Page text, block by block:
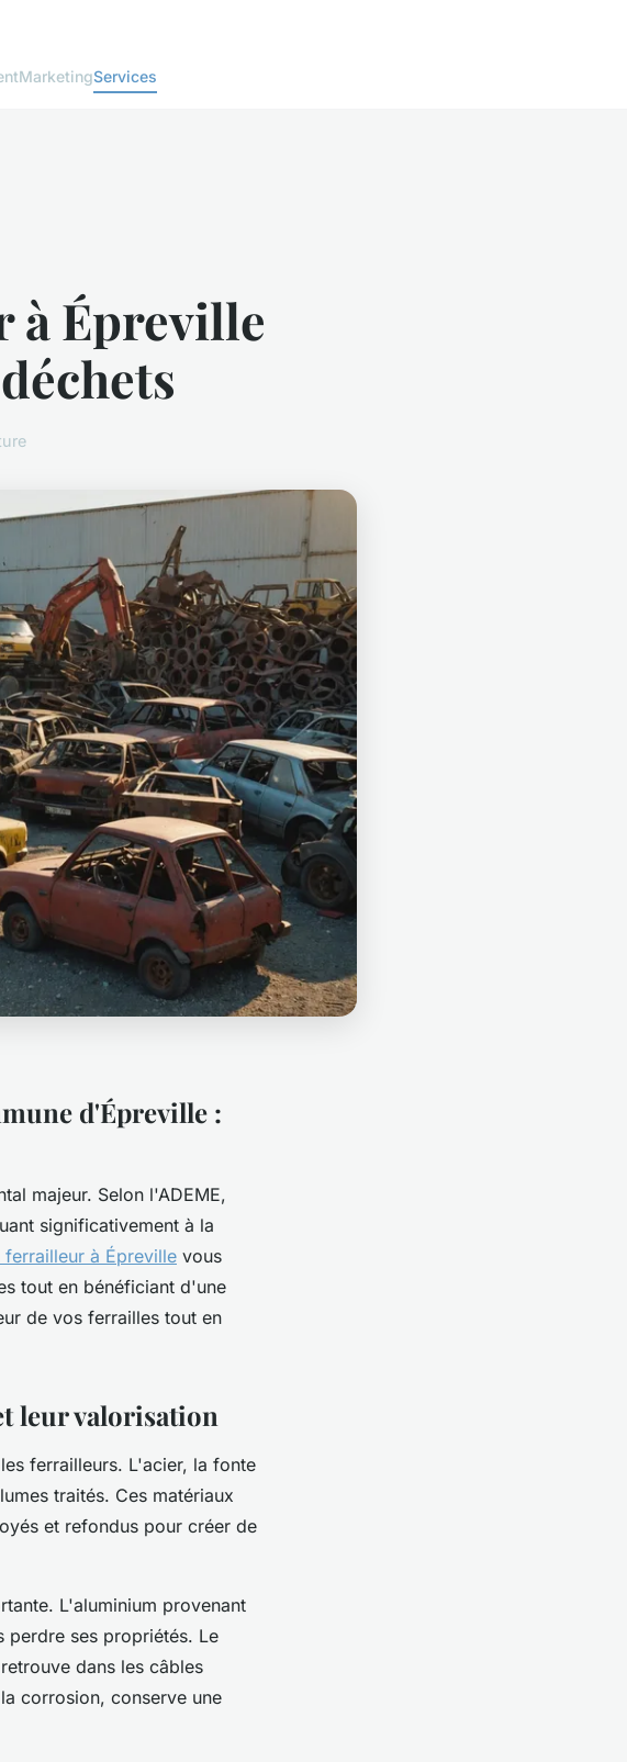
MarketingServices
Épreville
d'Épreville :
majeur. Selon l'ADEME,
significativement à la
ferrailleur à Épreville vous
tout en bénéficiant d'une
de vos ferrailles tout en
leur valorisation
ferrailleurs. L'acier, la fonte
traités. Ces matériaux
et refondus pour créer de
L'aluminium provenant
perdre ses propriétés. Le
dans les câbles
corrosion, conserve une